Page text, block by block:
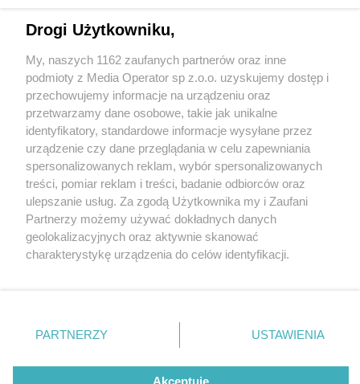
1 / 0
Wydawca mediów lokalnych
Nie zapomnij
zapoznać się z:
polityką prywatności regulamin korzystania z portali
Twojemiasto
Piekary Śląskie
Chorzów
Tarnowskie Góry
Gliwice
Skontakuj sięz nami
Kontakt
Wydawca
Redakcja
Drogi Użytkowniku,
My, naszych 1162 zaufanych partnerów oraz inne
podmioty z Media Operator sp z.o.o. uzyskujemy dostęp i
przechowujemy informacje na urządzeniu oraz
przetwarzamy dane osobowe, takie jak unikalne
identyfikatory, standardowe informacje wysyłane przez
urządzenie czy dane przeglądania w celu zapewniania
spersonalizowanych reklam, wybór spersonalizowanych
treści, pomiar reklam i treści, badanie odbiorców oraz
ulepszanie usług. Za zgodą Użytkownika my i Zaufani
Partnerzy możemy używać dokładnych danych
geolokalizacyjnych oraz aktywnie skanować
charakterystykę urządzenia do celów identyfikacji.
zmienić/wycofać klikając przycisk ustawień prywatności
znajdujący się w lewym dolnym rogu strony
rodzaje przetwarzania danych nie wymagają zgody
użytkownika, ale masz prawo sprzeciwić się takiemu
PARTNERZY USTAWIENIA
Akceptuję